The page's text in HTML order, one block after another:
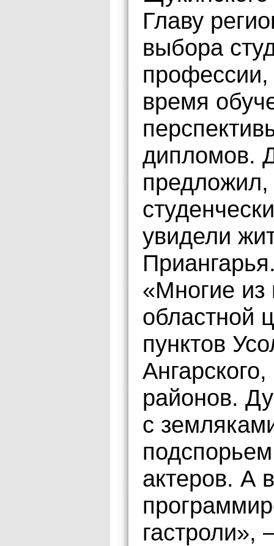
Главу
выбора
время
дипломов.
увидели
«Многие из
областной
пунктов
районов.
с
актеров. А
гастроли»,